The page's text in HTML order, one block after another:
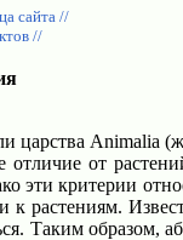
сайта //
//
царства
от
эти критерии
растениям.
Таким образом,